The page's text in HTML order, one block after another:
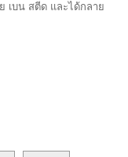
เบน สตีด และได้กลาย